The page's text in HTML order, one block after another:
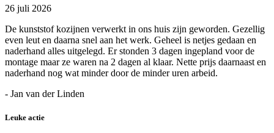
26 juli 2026
De kunststof kozijnen verwerkt in ons huis zijn geworden. Gezellig
even leut en daarna snel aan het werk. Geheel is netjes gedaan en
naderhand alles uitgelegd. Er stonden 3 dagen ingepland voor de
montage maar ze waren na 2 dagen al klaar. Nette prijs daarnaast en
naderhand nog wat minder door de minder uren arbeid.
- Jan van der Linden
Leuke actie